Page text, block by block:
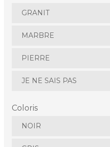
GRANIT
MARBRE
PIERRE
JE NE SAIS PAS
Coloris
NOIR